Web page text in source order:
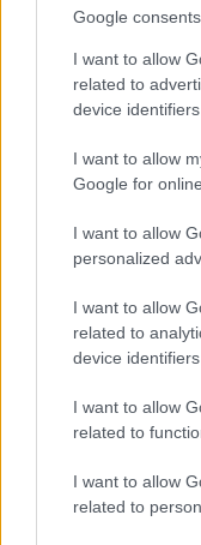
Google consents
I want to allow
related to
device identifiers
I want to allow
Google for
I want to allow
personalized
I want to allow
related to
device identifiers
I want to allow
related to
I want to allow
related to
autópálya útépítés M1-
csomópont építése
Tizenegy meglévő
különszintű